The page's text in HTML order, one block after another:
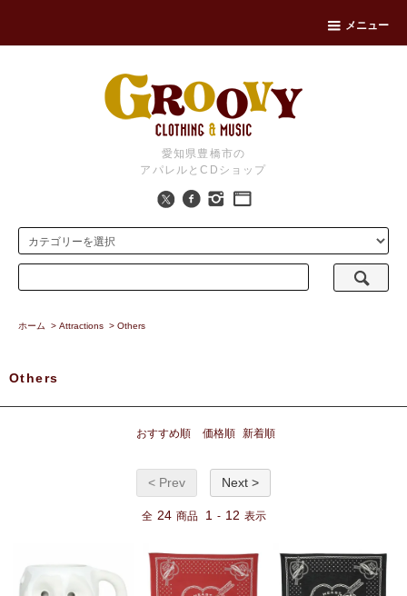
メニュー
愛知県豊橋市の
アパレルとCDショップ
ホーム > Attractions > Others
Others
おすすめ順 価格順 新着順
< Prev Next >
全 24 商品 1 - 12 表示